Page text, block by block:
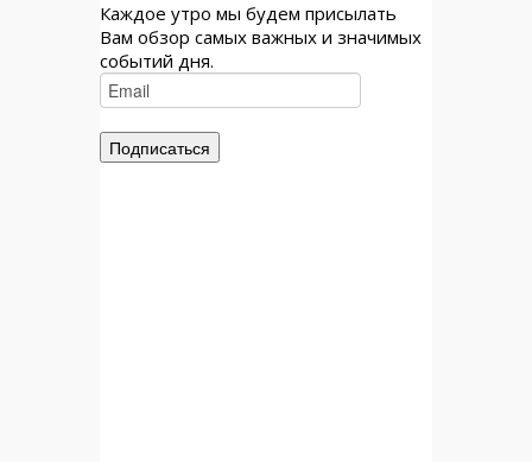
Каждое утро мы будем присылать
Вам обзор самых важных и значимых
событий дня.